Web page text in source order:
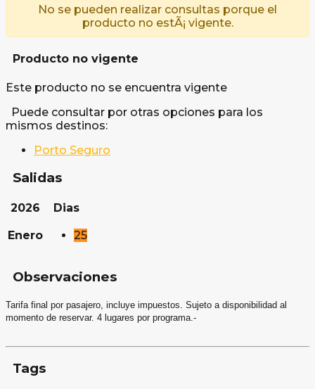
No se pueden realizar consultas porque el
producto no estÃ¡ vigente.
Producto no vigente
Este producto no se encuentra vigente
Puede consultar por otras opciones para los
mismos destinos:
Porto Seguro
Salidas
2026 Dias
Enero 25
Observaciones
Tarifa final por pasajero, incluye impuestos. Sujeto a disponibilidad al
momento de reservar. 4 lugares por programa.-
Tags